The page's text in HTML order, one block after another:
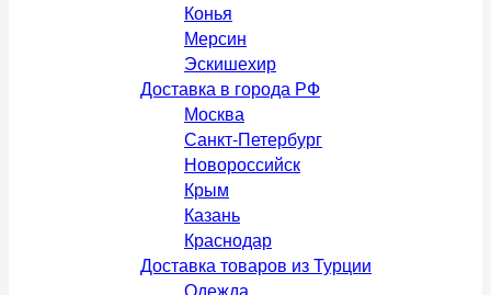
Конья
Мерсин
Эскишехир
Доставка в города РФ
Москва
Санкт-Петербург
Новороссийск
Крым
Казань
Краснодар
Доставка товаров из Турции